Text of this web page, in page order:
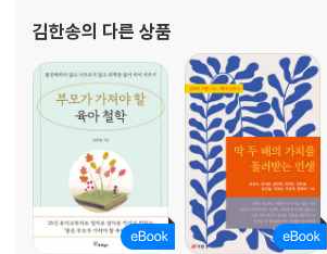
지금의 나를 만들다 _ 석승희
열정이 여정이 되다 _ 이선희
글 쓰는 삶을 응원합니다 _ 이영숙 Grace
쓰는 사람으로 살다 _ 이현경
나는 나를 믿는다 _ 이혜진
말은 날아가 버려도 글은 가슴에 남아 _ 윤희진
나의 언어, 누군가에 희망과 기쁨이 되기를 _ 정선묵
마치는 글
말 한마디의 가치를 무엇보다 소중하게 생각한다
김한송의 다른 상품